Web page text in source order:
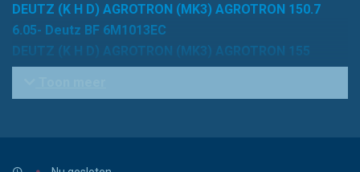
DEUTZ (K H D) AGROTRON (MK3) AGROTRON 150.7
6.05- Deutz BF 6M1013EC
DEUTZ (K H D) AGROTRON (MK3) AGROTRON 155
10.03- Deutz BF 6M1013EC